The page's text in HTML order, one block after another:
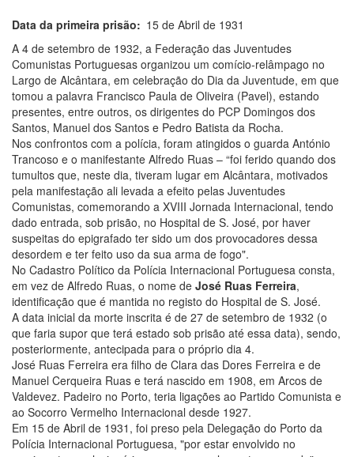
Data da primeira prisão
15 de Abril de 1931
A 4 de setembro de 1932, a Federação das Juventudes
Comunistas Portuguesas organizou um comício-relâmpago no
Largo de Alcântara, em celebração do Dia da Juventude, em que
tomou a palavra Francisco Paula de Oliveira (Pavel), estando
presentes, entre outros, os dirigentes do PCP Domingos dos
Santos, Manuel dos Santos e Pedro Batista da Rocha.
Nos confrontos com a polícia, foram atingidos o guarda António
Trancoso e o manifestante Alfredo Ruas – “foi ferido quando dos
tumultos que, neste dia, tiveram lugar em Alcântara, motivados
pela manifestação ali levada a efeito pelas Juventudes
Comunistas, comemorando a XVIII Jornada Internacional, tendo
dado entrada, sob prisão, no Hospital de S. José, por haver
suspeitas do epigrafado ter sido um dos provocadores dessa
desordem e ter feito uso da sua arma de fogo".
No Cadastro Político da Polícia Internacional Portuguesa consta,
em vez de Alfredo Ruas, o nome de José Ruas Ferreira,
identificação que é mantida no registo do Hospital de S. José.
A data inicial da morte inscrita é de 27 de setembro de 1932 (o
que faria supor que terá estado sob prisão até essa data), sendo,
posteriormente, antecipada para o próprio dia 4.
José Ruas Ferreira era filho de Clara das Dores Ferreira e de
Manuel Cerqueira Ruas e terá nascido em 1908, em Arcos de
Valdevez. Padeiro no Porto, teria ligações ao Partido Comunista e
ao Socorro Vermelho Internacional desde 1927.
Em 15 de Abril de 1931, foi preso pela Delegação do Porto da
Polícia Internacional Portuguesa, "por estar envolvido no